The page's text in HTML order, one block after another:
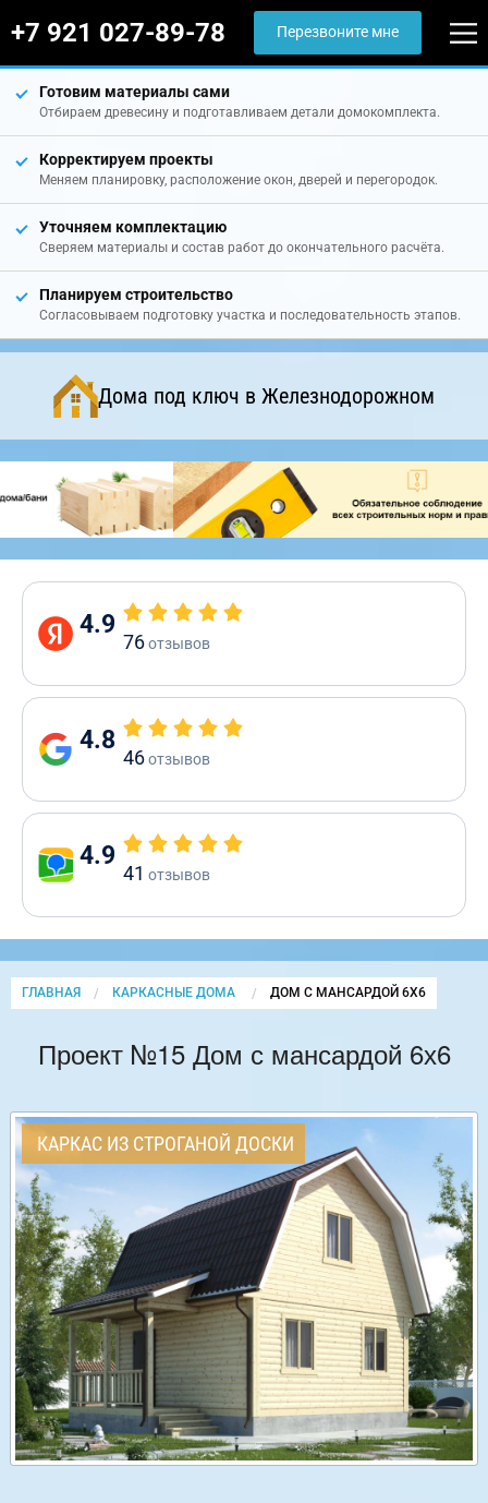
+7 921 027-89-78 Перезвоните мне
Готовим материалы сами
Отбираем древесину и подготавливаем детали домокомплекта.
Корректируем проекты
Меняем планировку, расположение окон, дверей и перегородок.
Уточняем комплектацию
Сверяем материалы и состав работ до окончательного расчёта.
Планируем строительство
Согласовываем подготовку участка и последовательность этапов.
Дома под ключ в Железнодорожном
4.9
76отзывов
4.8
46отзывов
4.9
41 отзывов
ГЛАВНАЯ КАРКАСНЫЕ ДОМА CURRENT:
ДОМ С МАНСАРДОЙ 6Х6
Проект №15 Дом с мансардой 6х6
КАРКАС ИЗ СТРОГАНОЙ ДОСКИ